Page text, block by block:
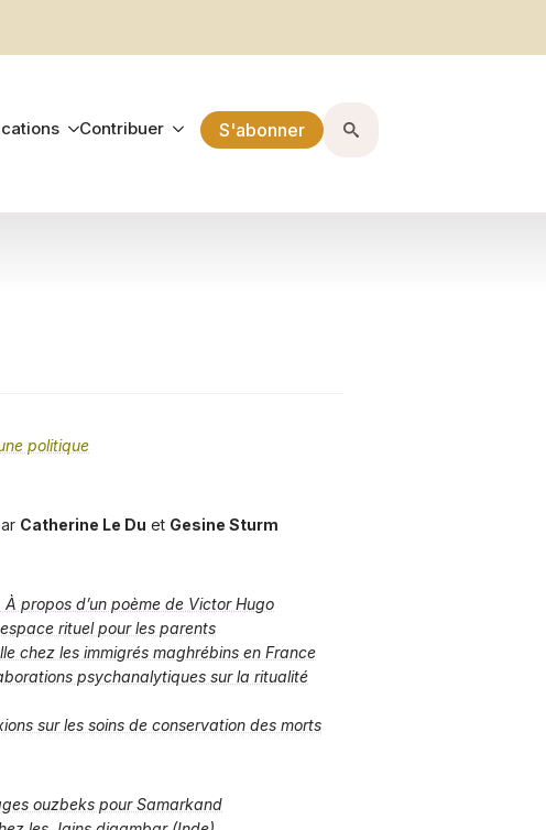
Contribuer S'abonner
politique
Catherine Le Du et Gesine Sturm
propos d’un poème de Victor Hugo
rituel pour les parents
chez les immigrés maghrébins en France
psychanalytiques sur la ritualité
sur les soins de conservation des morts
ouzbeks pour Samarkand